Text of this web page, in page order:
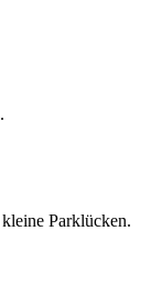
Parklücken.